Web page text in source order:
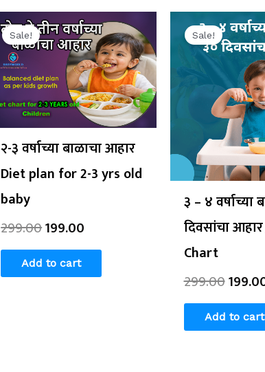
Sale!
२-३ वर्षाच्या बाळाचा आहार
Diet plan for 2-3 yrs old
baby
299.00
Original
price
was:
₹299.00.
199.00
Current
price
is:
₹199.00.
Add to cart
Sale!
३ – ४ वर्षाच्या
दिवसांचा
Chart
299.00
price
was:
Add to cart